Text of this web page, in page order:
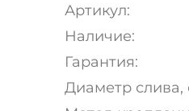
Артикул:
Наличие:
Гарантия:
Диаметр слива,